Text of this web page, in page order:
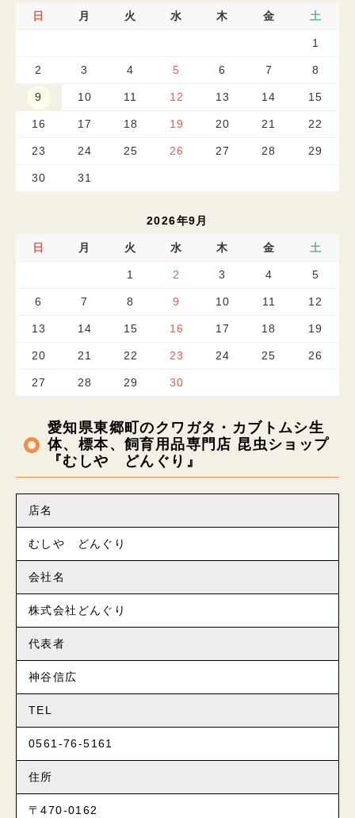
日 月 火 水 木 金 土
1
2 3 4 5 6 7 8
9 10 11 12 13 14 15
16 17 18 19 20 21 22
23 24 25 26 27 28 29
30 31
2026年9月
日 月 火 水 木 金 土
1 2 3 4 5
6 7 8 9 10 11 12
13 14 15 16 17 18 19
20 21 22 23 24 25 26
27 28 29 30
愛知県東郷町のクワガタ・カブトムシ生
体、標本、飼育用品専門店 昆虫ショップ
『むしや どんぐり』
店名
むしや どんぐり
会社名
株式会社どんぐり
代表者
神谷信広
TEL
0561-76-5161
住所
〒470-0162